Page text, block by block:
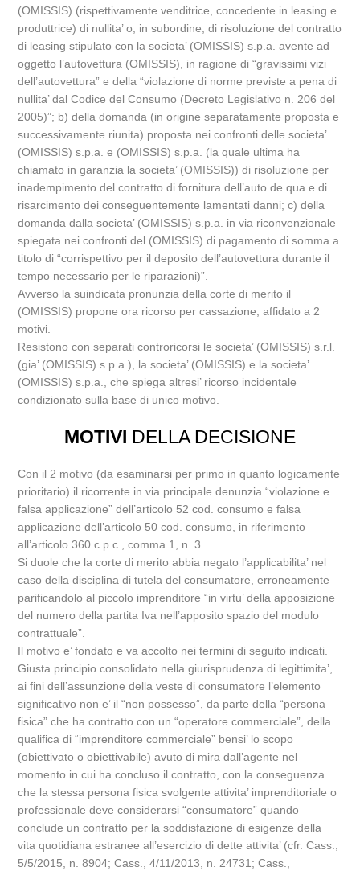
(OMISSIS) (rispettivamente venditrice, concedente in leasing e
produttrice) di nullita’ o, in subordine, di risoluzione del contratto
di leasing stipulato con la societa’ (OMISSIS) s.p.a. avente ad
oggetto l’autovettura (OMISSIS), in ragione di “gravissimi vizi
dell’autovettura” e della “violazione di norme previste a pena di
nullita’ dal Codice del Consumo (Decreto Legislativo n. 206 del
2005)”; b) della domanda (in origine separatamente proposta e
successivamente riunita) proposta nei confronti delle societa’
(OMISSIS) s.p.a. e (OMISSIS) s.p.a. (la quale ultima ha
chiamato in garanzia la societa’ (OMISSIS)) di risoluzione per
inadempimento del contratto di fornitura dell’auto de qua e di
risarcimento dei conseguentemente lamentati danni; c) della
domanda dalla societa’ (OMISSIS) s.p.a. in via riconvenzionale
spiegata nei confronti del (OMISSIS) di pagamento di somma a
titolo di “corrispettivo per il deposito dell’autovettura durante il
tempo necessario per le riparazioni)”.
Avverso la suindicata pronunzia della corte di merito il
(OMISSIS) propone ora ricorso per cassazione, affidato a 2
motivi.
Resistono con separati controricorsi le societa’ (OMISSIS) s.r.l.
(gia’ (OMISSIS) s.p.a.), la societa’ (OMISSIS) e la societa’
(OMISSIS) s.p.a., che spiega altresi’ ricorso incidentale
condizionato sulla base di unico motivo.
MOTIVI DELLA DECISIONE
Con il 2 motivo (da esaminarsi per primo in quanto logicamente
prioritario) il ricorrente in via principale denunzia “violazione e
falsa applicazione” dell’articolo 52 cod. consumo e falsa
applicazione dell’articolo 50 cod. consumo, in riferimento
all’articolo 360 c.p.c., comma 1, n. 3.
Si duole che la corte di merito abbia negato l’applicabilita’ nel
caso della disciplina di tutela del consumatore, erroneamente
parificandolo al piccolo imprenditore “in virtu’ della apposizione
del numero della partita Iva nell’apposito spazio del modulo
contrattuale”.
Il motivo e’ fondato e va accolto nei termini di seguito indicati.
Giusta principio consolidato nella giurisprudenza di legittimita’,
ai fini dell’assunzione della veste di consumatore l’elemento
significativo non e’ il “non possesso”, da parte della “persona
fisica” che ha contratto con un “operatore commerciale”, della
qualifica di “imprenditore commerciale” bensi’ lo scopo
(obiettivato o obiettivabile) avuto di mira dall’agente nel
momento in cui ha concluso il contratto, con la conseguenza
che la stessa persona fisica svolgente attivita’ imprenditoriale o
professionale deve considerarsi “consumatore” quando
conclude un contratto per la soddisfazione di esigenze della
vita quotidiana estranee all’esercizio di dette attivita’ (cfr. Cass.,
5/5/2015, n. 8904; Cass., 4/11/2013, n. 24731; Cass.,